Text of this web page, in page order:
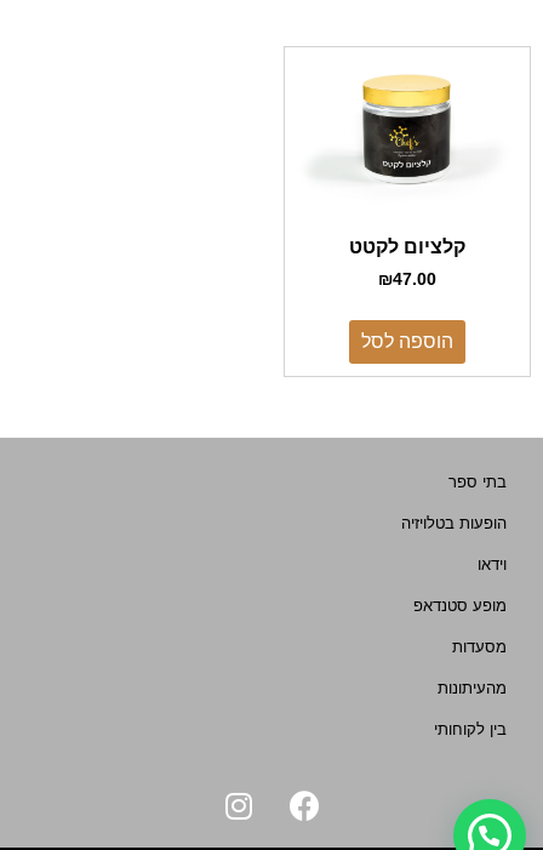
קלציום לקטט
₪47.00
הוספה לסל
בתי ספר
הופעות בטלויזיה
וידאו
מופע סטנדאפ
מסעדות
מהעיתונות
בין לקוחותי